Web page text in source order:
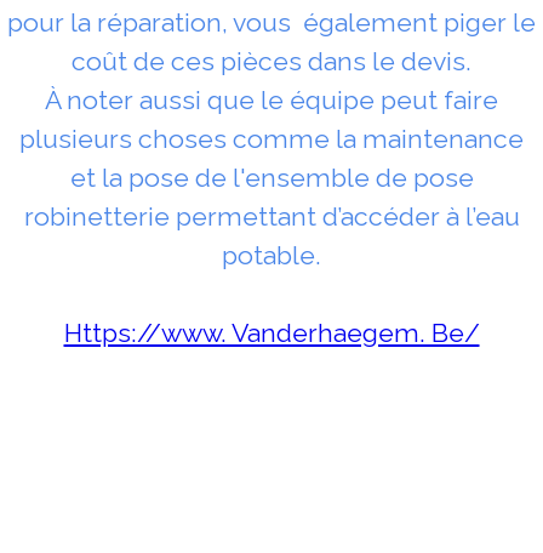
pour la réparation, vous également piger le
coût de ces pièces dans le devis.
À noter aussi que le équipe peut faire
plusieurs choses comme la maintenance
et la pose de l'ensemble de pose
robinetterie permettant d’accéder à l’eau
potable.
Https://www. Vanderhaegem. Be/